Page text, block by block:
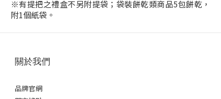
※有提把之禮盒不另附提袋；袋裝餅乾類商品5包餅乾，
附1個紙袋。
關於我們
品牌官網